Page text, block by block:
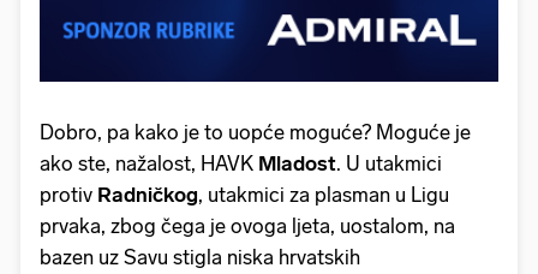
Dobro, pa kako je to uopće moguće? Moguće je
ako ste, nažalost, HAVK Mladost. U utakmici
protiv Radničkog, utakmici za plasman u Ligu
prvaka, zbog čega je ovoga ljeta, uostalom, na
bazen uz Savu stigla niska hrvatskih